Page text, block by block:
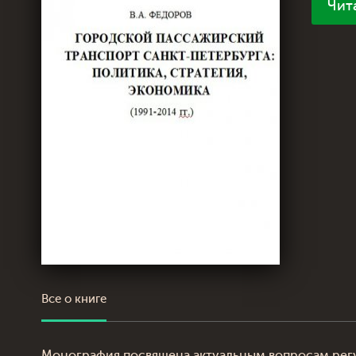
Все о книге